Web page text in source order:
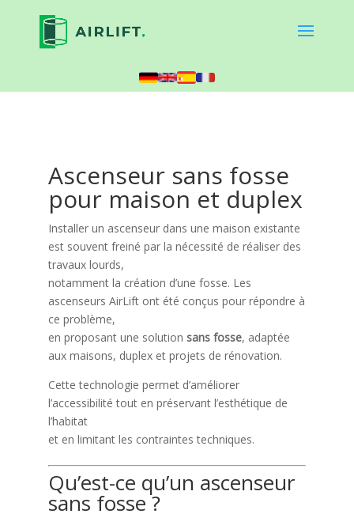
Ascenseur sans fosse
pour maison et duplex
Installer un ascenseur dans une maison existante
est souvent freiné par la nécessité de réaliser des
travaux lourds,
notamment la création d’une fosse. Les
ascenseurs AirLift ont été conçus pour répondre à
ce problème,
en proposant une solution sans fosse, adaptée
aux maisons, duplex et projets de rénovation.
Cette technologie permet d’améliorer
l’accessibilité tout en préservant l’esthétique de
l’habitat
et en limitant les contraintes techniques.
Qu’est-ce qu’un ascenseur
sans fosse ?